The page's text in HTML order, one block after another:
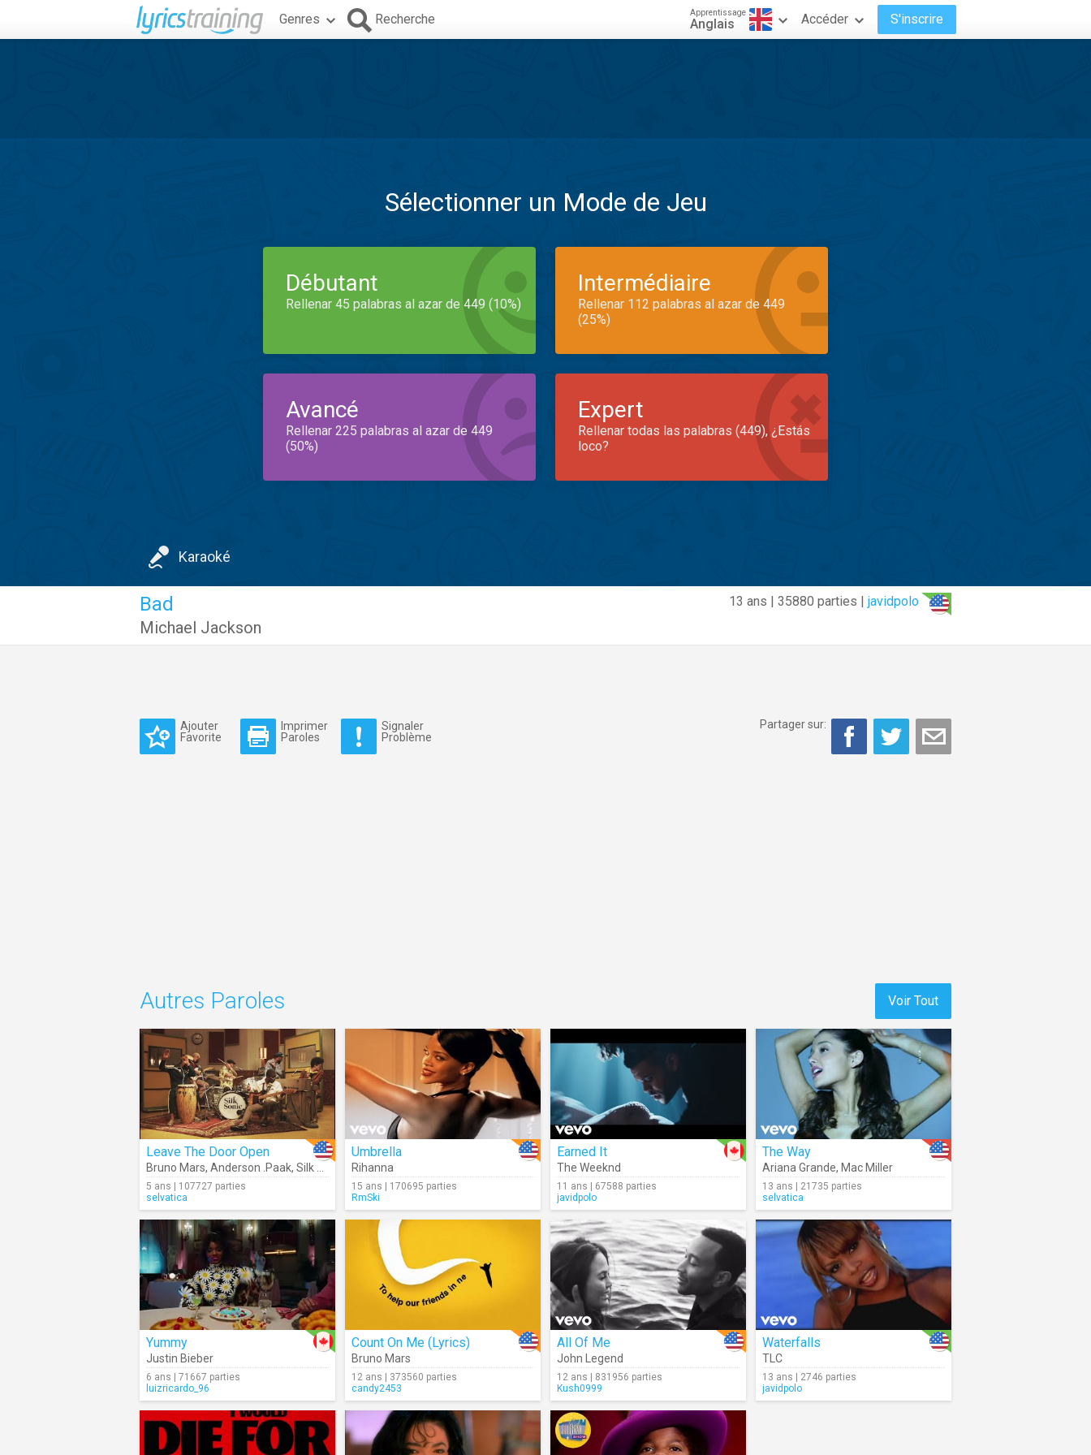
Genres Recherche Apprentissage
Anglais Accéder S'inscrire
Sélectionner un Mode de Jeu
Débutant
Rellenar 45 palabras al azar de 449 (10%)
Intermédiaire
Rellenar 112 palabras al azar de 449
(25%)
Avancé
Rellenar 225 palabras al azar de 449
(50%)
Expert
Rellenar todas las palabras (449), ¿Estás
loco?
Karaoké
13 ans | 35880 parties | javidpolo
Bad
Michael Jackson
Ajouter
Favorite
Imprimer
Paroles
Signaler
Problème
Partager sur:
Voir Tout
Autres Paroles
Leave The Door Open
Bruno Mars, Anderson .Paak, Silk Sonic
5 ans | 107727 parties
selvatica
Umbrella
Rihanna
15 ans | 170695 parties
RmSki
Earned It
The Weeknd
11 ans | 67588 parties
javidpolo
The Way
Ariana Grande, Mac Miller
13 ans | 21735 parties
selvatica
Yummy
Justin Bieber
6 ans | 71667 parties
luizricardo_96
Count On Me (Lyrics)
Bruno Mars
12 ans | 373560 parties
candy2453
All Of Me
John Legend
12 ans | 831956 parties
Kush0999
Waterfalls
TLC
13 ans | 2746 parties
javidpolo